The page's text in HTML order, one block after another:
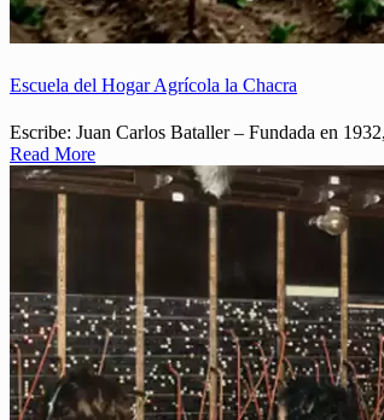
Escuela del Hogar Agrícola la Chacra
Escribe: Juan Carlos Bataller – Fundada en
Read More